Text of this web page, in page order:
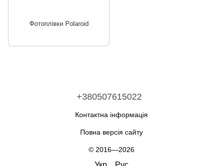
Фотоплівки Polaroid
+380507615022
Контактна інформація
Повна версія сайту
© 2016—2026